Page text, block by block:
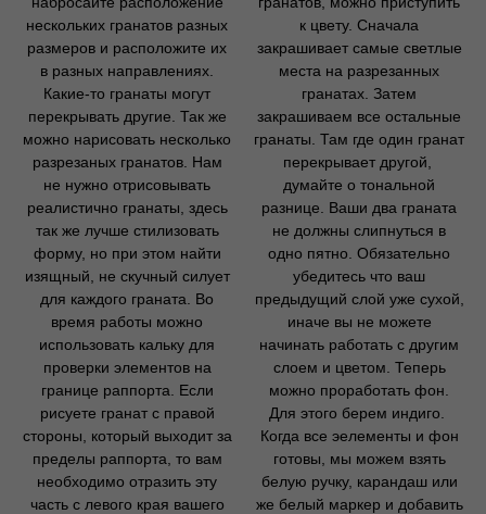
нескольких гранатов разных
размеров и расположите их
в разных направлениях.
Какие-то гранаты могут
перекрывать другие. Так же
можно нарисовать несколько
разрезаных гранатов. Нам
не нужно отрисовывать
реалистично гранаты, здесь
так же лучше стилизовать
форму, но при этом найти
изящный, не скучный силует
для каждого граната. Во
время работы можно
использовать кальку для
проверки элементов на
границе раппорта. Если
рисуете гранат с правой
стороны, который выходит за
пределы раппорта, то вам
необходимо отразить эту
часть с левого края вашего
к цвету. Сначала
закрашивает самые светлые
места на разрезанных
гранатах. Затем
закрашиваем все остальные
гранаты. Там где один гранат
перекрывает другой,
думайте о тональной
разнице. Ваши два граната
не должны слипнуться в
одно пятно. Обязательно
убедитесь что ваш
предыдущий слой уже сухой,
иначе вы не можете
начинать работать с другим
слоем и цветом. Теперь
можно проработать фон.
Для этого берем индиго.
Когда все эелементы и фон
готовы, мы можем взять
белую ручку, карандаш или
же белый маркер и добавить